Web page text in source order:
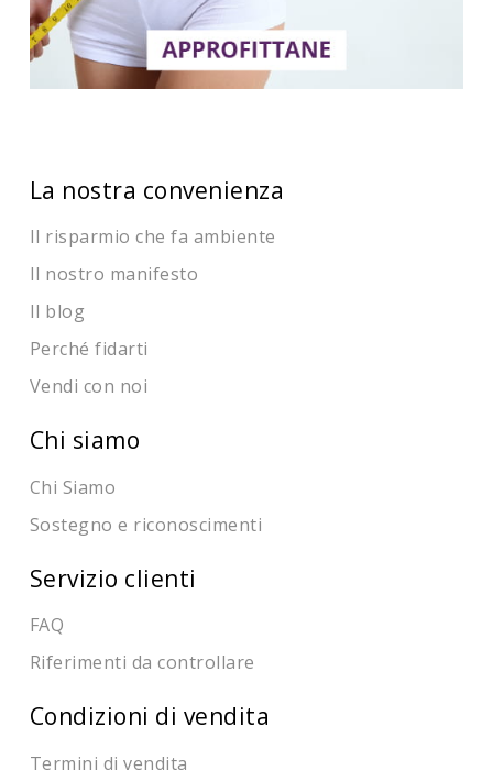
La nostra convenienza
Il risparmio che fa ambiente
Il nostro manifesto
Il blog
Perché fidarti
Vendi con noi
Chi siamo
Chi Siamo
Sostegno e riconoscimenti
Servizio clienti
FAQ
Riferimenti da controllare
Condizioni di vendita
Termini di vendita